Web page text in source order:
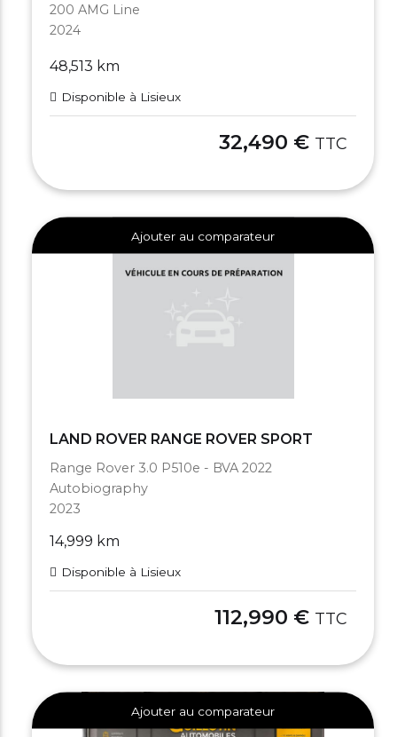
200 AMG Line
2024
48,513 km
Disponible à Lisieux
32,490 € TTC
Ajouter au comparateur
LAND ROVER RANGE ROVER SPORT
Range Rover 3.0 P510e - BVA 2022
Autobiography
2023
14,999 km
Disponible à Lisieux
112,990 € TTC
Ajouter au comparateur